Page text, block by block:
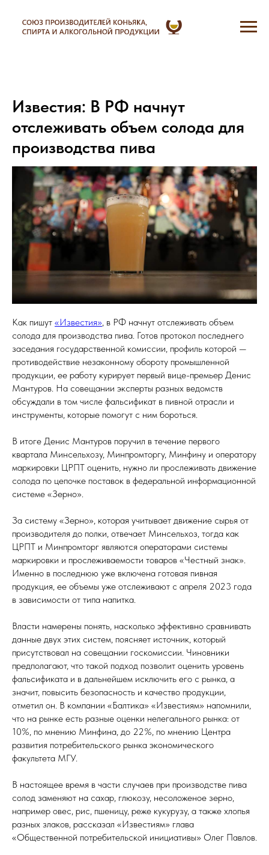
Известия: В РФ начнут
отслеживать объем солода для
производства пива
Как пишут «Известия», в РФ начнут отслеживать объем
солода для производства пива. Готов протокол последнего
заседания государственной комиссии, профиль которой —
противодействие незаконному обороту промышленной
продукции, ее работу курирует первый вице-премьер Денис
Мантуров. На совещании эксперты разных ведомств
обсуждали в том числе фальсификат в пивной отрасли и
инструменты, которые помогут с ним бороться.
В итоге Денис Мантуров поручил в течение первого
квартала Минсельхозу, Минпромторгу, Минфину и оператору
маркировки ЦРПТ оценить, нужно ли прослеживать движение
солода по цепочке поставок в федеральной информационной
системе «Зерно».
За систему «Зерно», которая учитывает движение сырья от
производителя до полки, отвечает Минсельхоз, тогда как
ЦРПТ и Минпромторг являются операторами системы
маркировки и прослеживаемости товаров «Честный знак».
Именно в последнюю уже включена готовая пивная
продукция, ее объемы уже отслеживают с апреля 2023 года
в зависимости от типа напитка.
Власти намерены понять, насколько эффективно сравнивать
данные двух этих систем, поясняет источник, который
присутствовал на совещании госкомиссии. Чиновники
предполагают, что такой подход позволит оценить уровень
фальсификата и в дальнейшем исключить его с рынка, а
значит, повысить безопасность и качество продукции,
отметил он. В компании «Балтика» «Известиям» напомнили,
что на рынке есть разные оценки нелегального рынка: от
10%, по мнению Минфина, до 22%, по мнению Центра
развития потребительского рынка экономического
факультета МГУ.
В настоящее время в части случаев при производстве пива
солод заменяют на сахар, глюкозу, несоложеное зерно,
например овес, рис, пшеницу, реже кукурузу, а также хлопья
разных злаков, рассказал «Известиям» глава
«Общественной потребительской инициативы» Олег Павлов.